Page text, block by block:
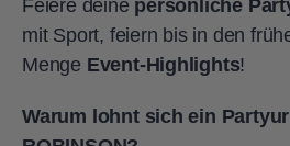
Feiere deine persönliche
mit Sport, feiern bis in den
Menge Event-Highlights!
Warum lohnt sich ein